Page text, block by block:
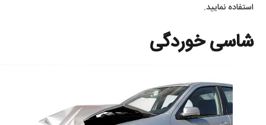
استفاده نمایید.
شاسی خوردگی